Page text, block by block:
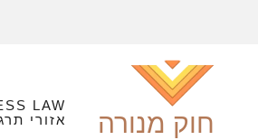
חוק מנורה
LAW
אזורי